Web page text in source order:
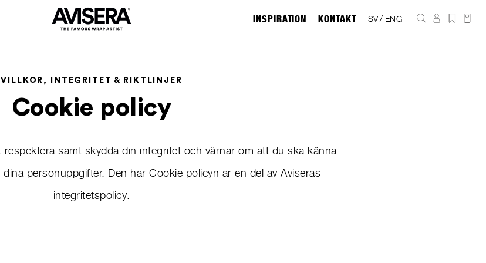
INSPIRATION KONTAKT SV/ ENG
VILLKOR, INTEGRITET & RIKTLINJER
Cookie policy
respektera samt skydda din integritet och värnar om att du ska känna
personuppgifter. Den här Cookie policyn är en del av Aviseras
integritetspolicy.